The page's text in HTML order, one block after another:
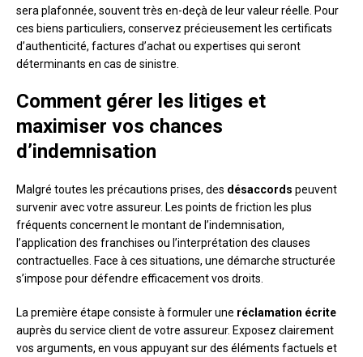
sera plafonnée, souvent très en-deçà de leur valeur réelle. Pour
ces biens particuliers, conservez précieusement les certificats
d’authenticité, factures d’achat ou expertises qui seront
déterminants en cas de sinistre.
Comment gérer les litiges et
maximiser vos chances
d’indemnisation
Malgré toutes les précautions prises, des désaccords peuvent
survenir avec votre assureur. Les points de friction les plus
fréquents concernent le montant de l’indemnisation,
l’application des franchises ou l’interprétation des clauses
contractuelles. Face à ces situations, une démarche structurée
s’impose pour défendre efficacement vos droits.
La première étape consiste à formuler une réclamation écrite
auprès du service client de votre assureur. Exposez clairement
vos arguments, en vous appuyant sur des éléments factuels et